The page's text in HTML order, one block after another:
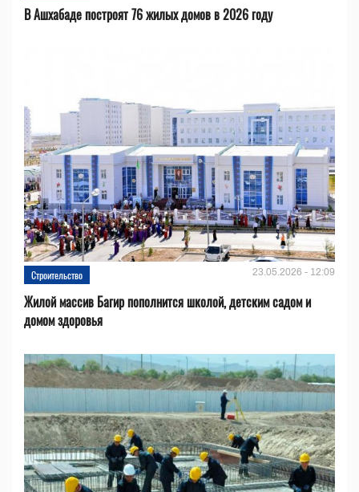
В Ашхабаде построят 76 жилых домов в 2026 году
Строительство 23.05.2026 - 12:09
Жилой массив Багир пополнится школой, детским садом и
домом здоровья